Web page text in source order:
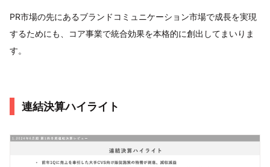
PR市場の先にあるブランドコミュニケーション市場で成長を実現
するためにも、コア事業で統合効果を本格的に創出してまいりま
す。
連結決算ハイライト